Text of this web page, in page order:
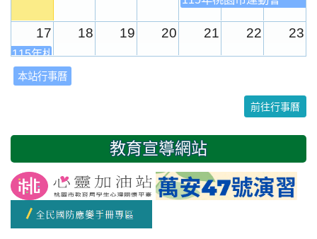
17 18 19 20 21 22 23
115年桃園市運動會
24
2 3
友善校園週
開學日
本站行事曆
前往行事曆
教育宣導網站